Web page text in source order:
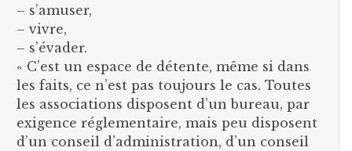
– s’amuser,
– vivre,
– s’évader.
« C’est un espace de détente, même si dans
les faits, ce n’est pas toujours le cas. Toutes
les associations disposent d’un bureau, par
exigence réglementaire, mais peu disposent
d’un conseil d’administration, d’un conseil